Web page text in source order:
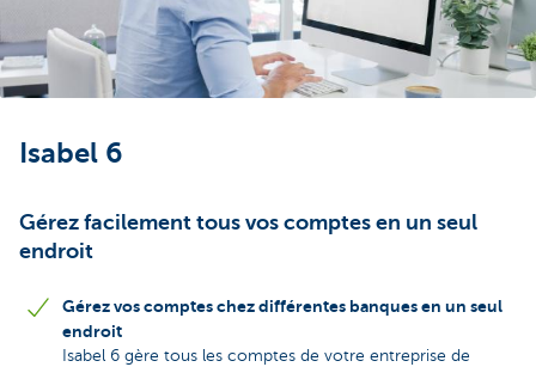
Corporate
Isabel 6
Gérez facilement tous vos comptes en un seul
endroit
Gérez vos comptes chez différentes banques en un seul
endroit
Isabel 6 gère tous les comptes de votre entreprise de